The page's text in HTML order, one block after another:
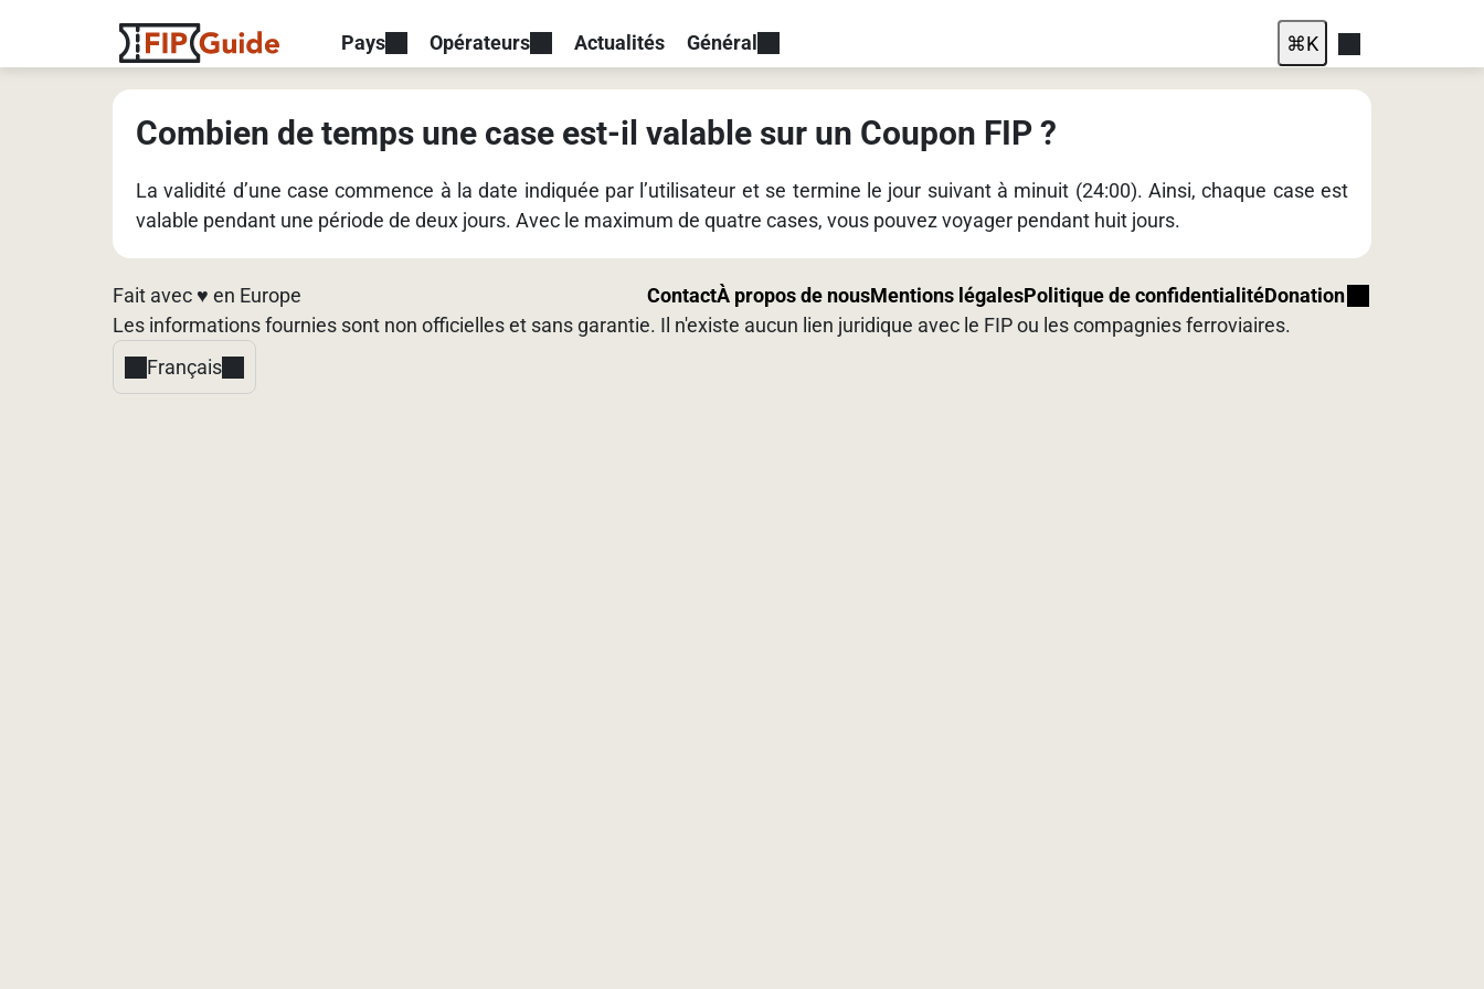
Pays Opérateurs Actualités Général ⌘K
Combien de temps une case est-il valable sur un Coupon FIP ?
La validité d’une case commence à la date indiquée par l’utilisateur et se termine le jour suivant à minuit (24:00). Ainsi, chaque case est
valable pendant une période de deux jours. Avec le maximum de quatre cases, vous pouvez voyager pendant huit jours.
Fait avec ♥️ en Europe ContactÀ propos de nousMentions légalesPolitique de confidentialitéDonation
Les informations fournies sont non officielles et sans garantie. Il n'existe aucun lien juridique avec le FIP ou les compagnies ferroviaires.
Français